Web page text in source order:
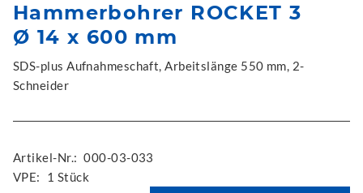
Hammerbohrer ROCKET 3
Ø 14 x 600 mm
SDS-plus Aufnahmeschaft, Arbeitslänge 550 mm, 2-
Schneider
Artikel-Nr.: 000-03-033
VPE:
1 Stück